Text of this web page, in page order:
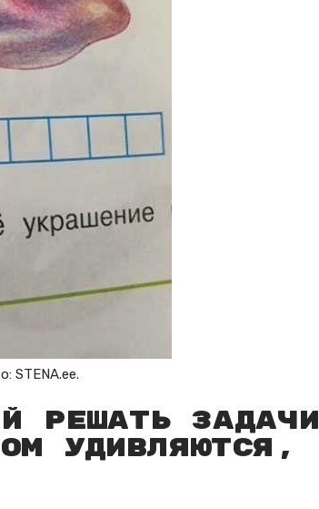
STENA.ee.
решать задачи
удивляются,